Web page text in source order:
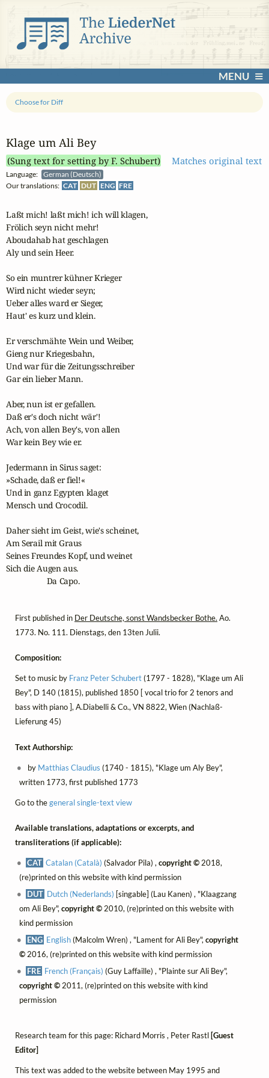
MENU
Klage um Ali Bey
(Sung text for setting by F. Schubert) Matches original text
Language:
German (Deutsch)
Our translations: CAT DUT ENG FRE
Choose for Diff
Laßt mich! laßt mich! ich will klagen,
Frölich seyn nicht mehr!
Aboudahab hat geschlagen
Aly und sein Heer.
So ein muntrer kühner Krieger
Wird nicht wieder seyn;
Ueber alles ward er Sieger,
Haut' es kurz und klein.
Er verschmähte Wein und Weiber,
Gieng nur Kriegesbahn,
Und war für die Zeitungsschreiber
Gar ein lieber Mann.
Aber, nun ist er gefallen.
Daß er's doch nicht wär'!
Ach, von allen Bey's, von allen
War kein Bey wie er.
Jedermann in Sirus saget:
»Schade, daß er fiel!«
Und in ganz Egypten klaget
Mensch und Crocodil.
Daher sieht im Geist, wie's scheinet,
Am Serail mit Graus
Seines Freundes Kopf, und weinet
Sich die Augen aus.
                    Da Capo.
First published in Der Deutsche, sonst Wandsbecker Bothe. Ao.
1773. No. 111. Dienstags, den 13ten Julii.
Composition:
Set to music by Franz Peter Schubert(1797 - 1828), "Klage um Ali
Bey", D 140 (1815), published 1850 [ vocal trio for 2 tenors and
bass with piano ], A.Diabelli & Co., VN 8822, Wien (Nachlaß-
Lieferung 45)
Text Authorship:
by Matthias Claudius (1740 - 1815), "Klage um Aly Bey",
written 1773, first published 1773
Go to thegeneral single-text view
Available translations, adaptations or excerpts, and
transliterations (if applicable):
CAT Catalan (Català) (Salvador Pila) ,copyright ©2018,
(re)printed on this website with kind permission
DUT Dutch (Nederlands) [singable] (Lau Kanen) , "Klaagzang
om Ali Bey",copyright ©2010, (re)printed on this website with
kind permission
ENG English(Malcolm Wren) , "Lament for Ali Bey",copyright
©2016, (re)printed on this website with kind permission
FRE French (Français) (Guy Laffaille) , "Plainte sur Ali Bey",
copyright ©2011, (re)printed on this website with kind
permission
Research team for this page: Richard Morris , Peter Rastl[Guest
Editor]
This text was added to the website between May 1995 and